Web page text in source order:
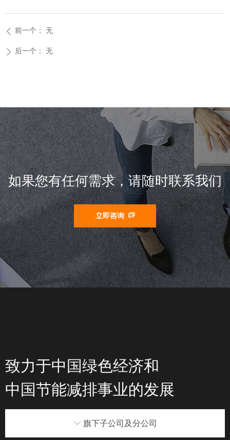
ꄴ 前一个： 无
ꄲ 后一个： 无
如果您有任何需求，请随时联系我们
立即咨询 ꀃ
致力于中国绿色经济和
中国节能减排事业的发展
ꀅ 旗下子公司及分公司